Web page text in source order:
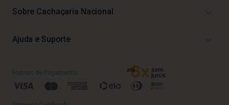
Sobre Cachaçaria Nacional
Ajuda e Suporte